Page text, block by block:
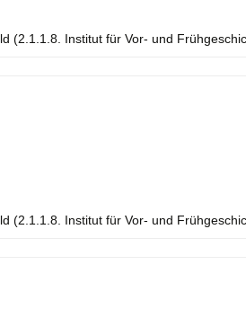
(2.1.1.8. Institut für Vor- und
(2.1.1.8. Institut für Vor- und